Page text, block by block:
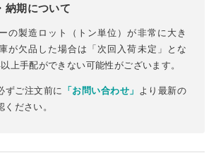
納期について
の製造ロット（トン単位）が非常に大き
が欠品した場合は「次回入荷未定」とな
上手配ができない可能性がございます。
ずご注文前に 「お問い合わせ」 より最新の
ださい。